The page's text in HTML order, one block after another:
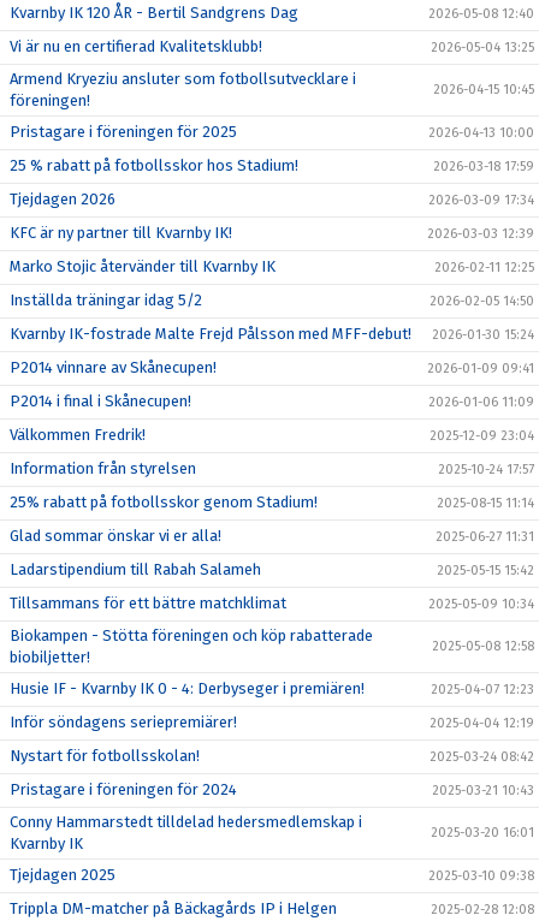
Kvarnby IK 120 ÅR - Bertil Sandgrens Dag 2026-05-08 12:40
Vi är nu en certifierad Kvalitetsklubb! 2026-05-04 13:25
Armend Kryeziu ansluter som fotbollsutvecklare i
föreningen!
2026-04-15 10:45
Pristagare i föreningen för 2025 2026-04-13 10:00
25 % rabatt på fotbollsskor hos Stadium! 2026-03-18 17:59
Tjejdagen 2026 2026-03-09 17:34
KFC är ny partner till Kvarnby IK! 2026-03-03 12:39
Marko Stojic återvänder till Kvarnby IK 2026-02-11 12:25
Inställda träningar idag 5/2 2026-02-05 14:50
Kvarnby IK-fostrade Malte Frejd Pålsson med MFF-debut! 2026-01-30 15:24
P2014 vinnare av Skånecupen! 2026-01-09 09:41
P2014 i final i Skånecupen! 2026-01-06 11:09
Välkommen Fredrik! 2025-12-09 23:04
Information från styrelsen 2025-10-24 17:57
25% rabatt på fotbollsskor genom Stadium! 2025-08-15 11:14
Glad sommar önskar vi er alla! 2025-06-27 11:31
Ladarstipendium till Rabah Salameh 2025-05-15 15:42
Tillsammans för ett bättre matchklimat 2025-05-09 10:34
Biokampen - Stötta föreningen och köp rabatterade
biobiljetter!
2025-05-08 12:58
Husie IF - Kvarnby IK 0 - 4: Derbyseger i premiären! 2025-04-07 12:23
Inför söndagens seriepremiärer! 2025-04-04 12:19
Nystart för fotbollsskolan! 2025-03-24 08:42
Pristagare i föreningen för 2024 2025-03-21 10:43
Conny Hammarstedt tilldelad hedersmedlemskap i
Kvarnby IK
2025-03-20 16:01
Tjejdagen 2025 2025-03-10 09:38
Trippla DM-matcher på Bäckagårds IP i Helgen 2025-02-28 12:08